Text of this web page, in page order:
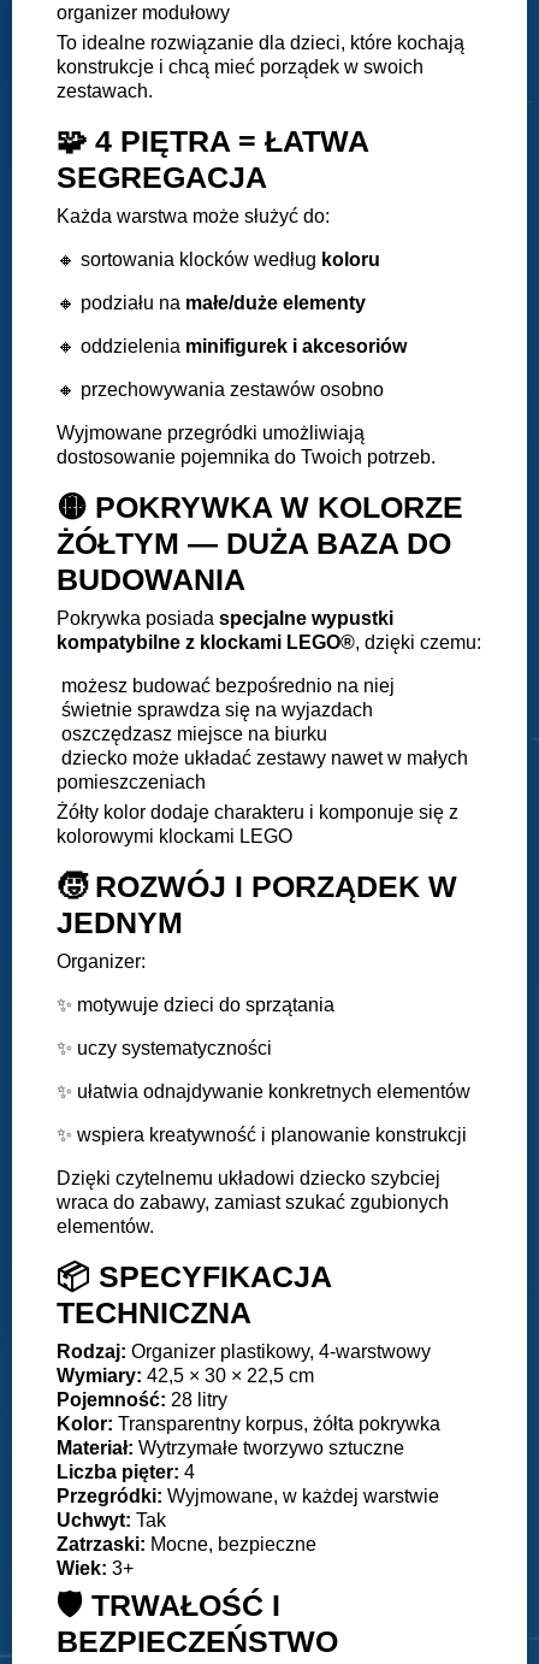
organizer modułowy
To idealne rozwiązanie dla dzieci, które kochają
konstrukcje i chcą mieć porządek w swoich
zestawach.
🧩 4 PIĘTRA = ŁATWA
SEGREGACJA
Każda warstwa może służyć do:
🔸 sortowania klocków według koloru
🔸 podziału na małe/duże elementy
🔸 oddzielenia minifigurek i akcesoriów
🔸 przechowywania zestawów osobno
Wyjmowane przegródki umożliwiają
dostosowanie pojemnika do Twoich potrzeb.
🟡 POKRYWKA W KOLORZE
ŻÓŁTYM — DUŻA BAZA DO
BUDOWANIA
Pokrywka posiada specjalne wypustki
kompatybilne z klockami LEGO®, dzięki czemu:
możesz budować bezpośrednio na niej
świetnie sprawdza się na wyjazdach
oszczędzasz miejsce na biurku
dziecko może układać zestawy nawet w małych
pomieszczeniach
Żółty kolor dodaje charakteru i komponuje się z
kolorowymi klockami LEGO
🧒 ROZWÓJ I PORZĄDEK W
JEDNYM
Organizer:
✨ motywuje dzieci do sprzątania
✨ uczy systematyczności
✨ ułatwia odnajdywanie konkretnych elementów
✨ wspiera kreatywność i planowanie konstrukcji
Dzięki czytelnemu układowi dziecko szybciej
wraca do zabawy, zamiast szukać zgubionych
elementów.
📦 SPECYFIKACJA
TECHNICZNA
Rodzaj: Organizer plastikowy, 4-warstwowy
Wymiary: 42,5 × 30 × 22,5 cm
Pojemność: 28 litry
Kolor: Transparentny korpus, żółta pokrywka
Materiał: Wytrzymałe tworzywo sztuczne
Liczba pięter: 4
Przegródki: Wyjmowane, w każdej warstwie
Uchwyt: Tak
Zatrzaski: Mocne, bezpieczne
Wiek: 3+
🛡️ TRWAŁOŚĆ I
BEZPIECZEŃSTWO